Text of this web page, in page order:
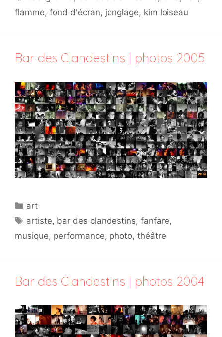
flamme, fond d'écran, jonglage, kim loiseau
Bar des Clandestins | photos 2005
Catégories
art
Étiquettes
artiste, bar des clandestins,fanfare,
musique, performance, photo, théâtre
Bar des Clandestins | photos 2004